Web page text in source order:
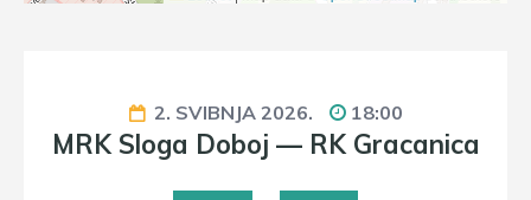
2. SVIBNJA 2026. 18:00
MRK Sloga Doboj — RK Gracanica